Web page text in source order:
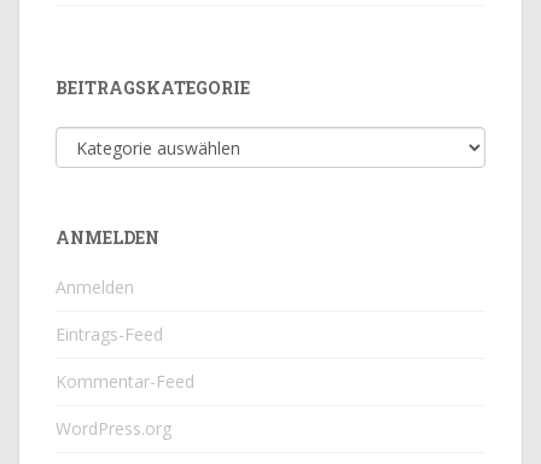
BEITRAGSKATEGORIE
Beitragskategorie
ANMELDEN
Anmelden
Eintrags-Feed
Kommentar-Feed
WordPress.org